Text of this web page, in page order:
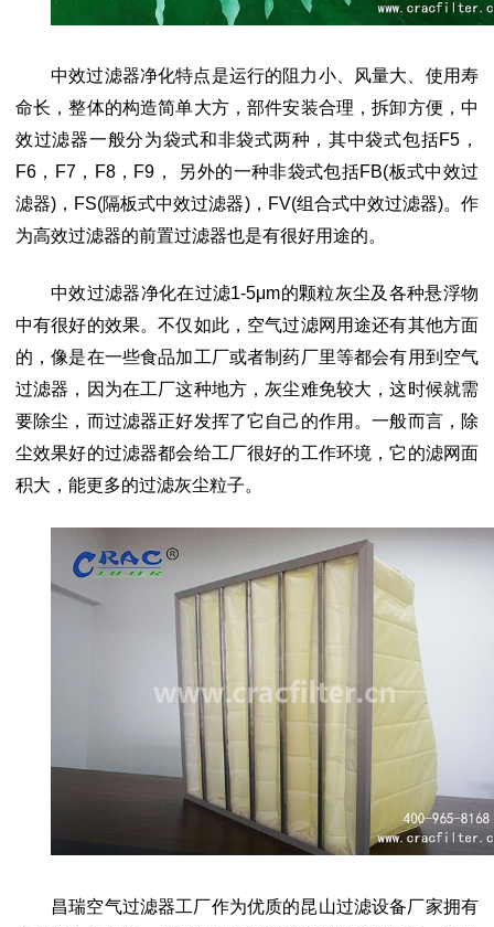
中效过滤器净化特点是运行的阻力小、风量大、使用寿
命长，整体的构造简单大方，部件安装合理，拆卸方便， 中
效过滤器一般分为袋式和非袋式两种，其中袋式包括F5，
F6，F7，F8，F9 ， 另外的一种非袋式包括FB(板式中效过
滤器)，FS(隔板式中效过滤器)，FV(组合式中效过滤器)。作
为高效过滤器的前置过滤器也是有很好用途的。
中效过滤器净化在过滤1-5μm的颗粒灰尘及各种悬浮物
中有很好的效果。不仅如此，空气过滤网用途还有其他方面
的，像是在一些食品加工厂或者制药厂里等都会有用到空气
过滤器，因为在工厂这种地方，灰尘难免较大，这时候就需
要除尘，而过滤器正好发挥了它自己的作用。一般而言，除
尘效果好的过滤器都会给工厂很好的工作环境，它的滤网面
积大，能更多的过滤灰尘粒子。
昌瑞空气过滤器工厂作为优质的昆山过滤设备厂家拥有